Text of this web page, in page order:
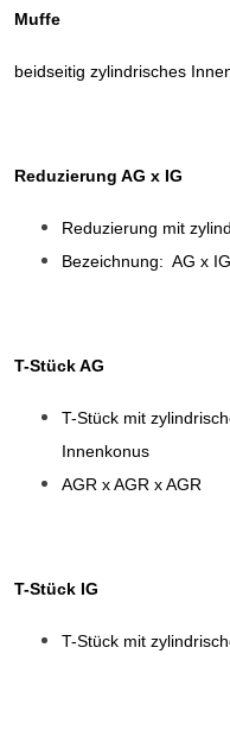
Muffe
beidseitig zylindrisches
Reduzierung AG x IG
Reduzierung mit
Bezeichnung: AG x
T-Stück AG
T-Stück mit
Innenkonus
AGR x AGR x AGR
T-Stück IG
T-Stück mit